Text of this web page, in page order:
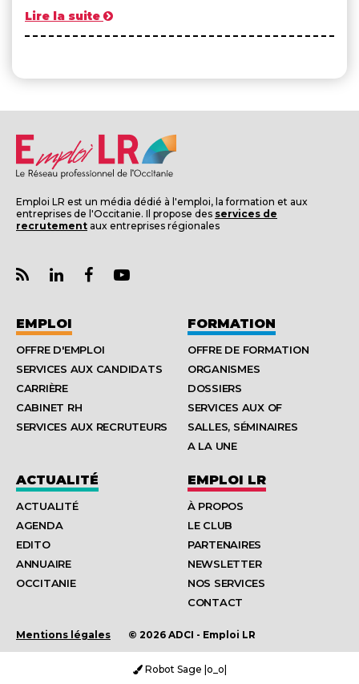
Lire la suite
Emploi LR est un média dédié à l'emploi, la formation et aux
entreprises de l'Occitanie. Il propose des services de
recrutement aux entreprises régionales
EMPLOI
OFFRE D'EMPLOI
SERVICES AUX CANDIDATS
CARRIÈRE
CABINET RH
SERVICES AUX RECRUTEURS
FORMATION
OFFRE DE FORMATION
ORGANISMES
DOSSIERS
SERVICES AUX OF
SALLES, SÉMINAIRES
A LA UNE
ACTUALITÉ
ACTUALITÉ
AGENDA
EDITO
ANNUAIRE
OCCITANIE
EMPLOI LR
À PROPOS
LE CLUB
PARTENAIRES
NEWSLETTER
NOS SERVICES
CONTACT
Mentions légales © 2026 ADCI - Emploi LR
Robot Sage |o_o|